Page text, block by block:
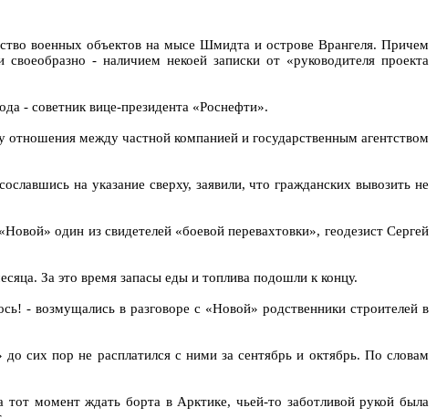
военных объектов на мысе Шмидта и острове Врангеля. Причем
- наличием некоей записки от «руководителя проекта
- советник вице-президента «Роснефти».
между частной компанией и государственным агентством
на указание сверху, заявили, что гражданских вывозить не
один из свидетелей «боевой перевахтовки», геодезист Сергей
За это время запасы еды и топлива подошли к концу.
- возмущались в разговоре с «Новой» родственники строителей в
сих пор не расплатился с ними за сентябрь и октябрь. По словам
момент ждать борта в Арктике, чьей-то заботливой рукой была